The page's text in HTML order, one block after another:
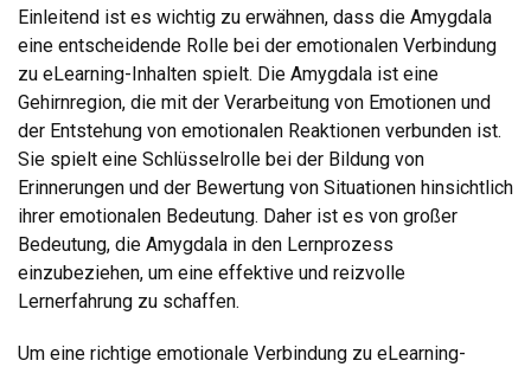
Einleitend ist es wichtig zu erwähnen, dass die Amygdala
eine entscheidende Rolle bei der emotionalen Verbindung
zu eLearning-Inhalten spielt. Die Amygdala ist eine
Gehirnregion, die mit der Verarbeitung von Emotionen und
der Entstehung von emotionalen Reaktionen verbunden ist.
Sie spielt eine Schlüsselrolle bei der Bildung von
Erinnerungen und der Bewertung von Situationen hinsichtlich
ihrer emotionalen Bedeutung. Daher ist es von großer
Bedeutung, die Amygdala in den Lernprozess
einzubeziehen, um eine effektive und reizvolle
Lernerfahrung zu schaffen.
Um eine richtige emotionale Verbindung zu eLearning-